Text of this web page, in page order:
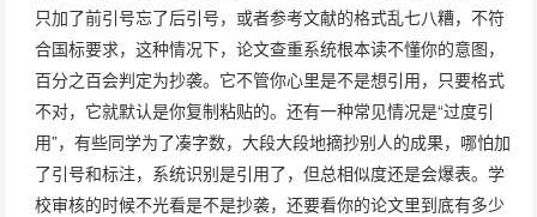
只加了前引号忘了后引号，或者参考文献的格式乱七八糟，不符
合国标要求，这种情况下，论文查重系统根本读不懂你的意图，
百分之百会判定为抄袭。它不管你心里是不是想引用，只要格式
不对，它就默认是你复制粘贴的。还有一种常见情况是“过度引
用”，有些同学为了凑字数，大段大段地摘抄别人的成果，哪怕加
了引号和标注，系统识别是引用了，但总相似度还是会爆表。学
校审核的时候不光看是不是抄袭，还要看你的论文里到底有多少